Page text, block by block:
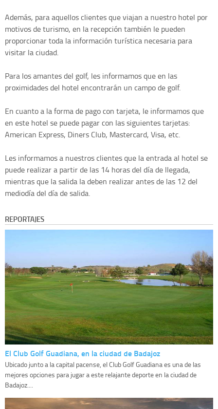
Además, para aquellos clientes que viajan a nuestro hotel por
motivos de turismo, en la recepción también le pueden
proporcionar toda la información turística necesaria para
visitar la ciudad.
Para los amantes del golf, les informamos que en las
proximidades del hotel encontrarán un campo de golf.
En cuanto a la forma de pago con tarjeta, le informamos que
en este hotel se puede pagar con las siguientes tarjetas:
American Express, Diners Club, Mastercard, Visa, etc.
Les informamos a nuestros clientes que la entrada al hotel se
puede realizar a partir de las 14 horas del día de llegada,
mientras que la salida la deben realizar antes de las 12 del
mediodía del día de salida.
REPORTAJES
El Club Golf Guadiana, en la ciudad de Badajoz
Ubicado junto a la capital pacense, el Club Golf Guadiana es una de las
mejores opciones para jugar a este relajante deporte en la ciudad de
Badajoz....